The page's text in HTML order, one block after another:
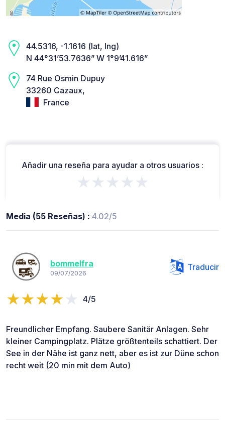
44.5316, -1.1616 (lat, lng)
N 44°31’53.7636” W 1°9’41.616”
74 Rue Osmin Dupuy
33260 Cazaux,
France
Añadir una reseña para ayudar a otros usuarios :
★★★★★
Media (55 Reseñas) : 4.02/5
bommelfra
09/07/2026
Traducir
4/5
Freundlicher Empfang. Saubere Sanitär Anlagen. Sehr
kleiner Campingplatz. Plätze größtenteils schattiert. Der
See in der Nähe ist ganz nett, aber es ist zur Düne schon
recht weit (20 min mit dem Auto)